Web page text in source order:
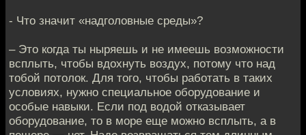
- Что значит «надголовные среды»?
– Это когда ты ныряешь и не имеешь возможности
всплыть, чтобы вдохнуть воздух, потому что над
тобой потолок. Для того, чтобы работать в таких
условиях, нужно специальное оборудование и
особые навыки. Если под водой отказывает
оборудование, то в море еще можно всплыть, а в